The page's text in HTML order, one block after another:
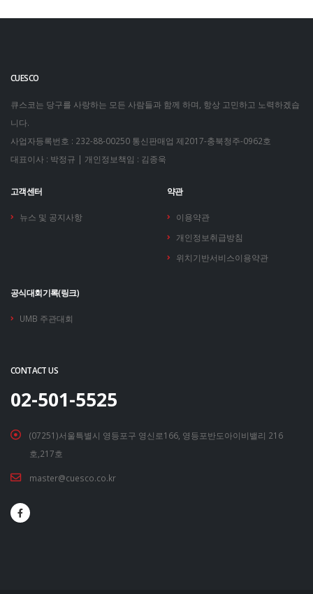
CUESCO
큐스코는 당구를 사랑하는 모든 사람들과 함께 하며, 항상 고민하고 노력하겠습
니다.
사업자등록번호 : 232-88-00250 통신판매업 제2017-충북청주-0962호
대표이사 : 박정규 | 개인정보책임 : 김종욱
고객센터
뉴스 및 공지사항
약관
이용약관
개인정보취급방침
위치기반서비스이용약관
공식대회기록(링크)
UMB 주관대회
CONTACT US
02-501-5525
(07251)서울특별시 영등포구 영신로166, 영등포반도아이비밸리 216
호,217호
master@cuesco.co.kr